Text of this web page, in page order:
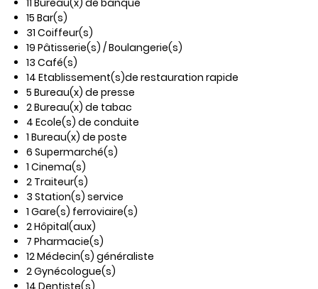
11 Bureau(x) de banque
15 Bar(s)
31 Coiffeur(s)
19 Pâtisserie(s) / Boulangerie(s)
13 Café(s)
14 Etablissement(s)de restauration rapide
5 Bureau(x) de presse
2 Bureau(x) de tabac
4 Ecole(s) de conduite
1 Bureau(x) de poste
6 Supermarché(s)
1 Cinema(s)
2 Traiteur(s)
3 Station(s) service
1 Gare(s) ferroviaire(s)
2 Hôpital(aux)
7 Pharmacie(s)
12 Médecin(s) généraliste
2 Gynécologue(s)